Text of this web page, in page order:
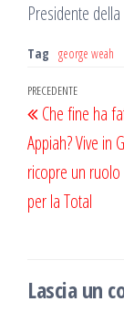
Presidente
Tag george weah
articoli
Articolo
precedente
PRECEDENTE
Che fine ha
Appiah? Vive in
ricopre un
per la Total
Lascia un